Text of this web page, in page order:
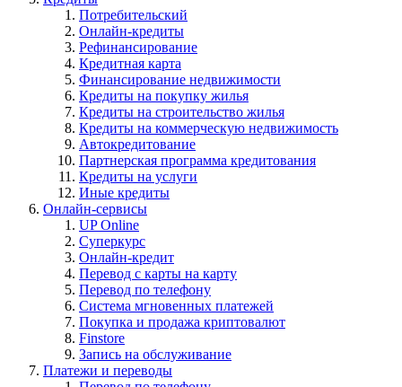
Потребительский
Онлайн-кредиты
Рефинансирование
Кредитная карта
Финансирование недвижимости
Кредиты на покупку жилья
Кредиты на строительство жилья
Кредиты на коммерческую недвижимость
Автокредитование
Партнерская программа кредитования
Кредиты на услуги
Иные кредиты
Онлайн-сервисы
UP Online
Суперкурс
Онлайн-кредит
Перевод с карты на карту
Перевод по телефону
Система мгновенных платежей
Покупка и продажа криптовалют
Finstore
Запись на обслуживание
Платежи и переводы